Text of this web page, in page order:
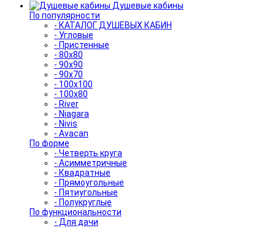
Душевые кабины
По популярности
- КАТАЛОГ ДУШЕВЫХ КАБИН
- Угловые
- Пристенные
- 80x80
- 90x90
- 90x70
- 100x100
- 100x80
- River
- Niagara
- Nivis
- Avacan
По форме
- Четверть круга
- Асимметричные
- Квадратные
- Прямоугольные
- Пятиугольные
- Полукруглые
По функциональности
- Для дачи